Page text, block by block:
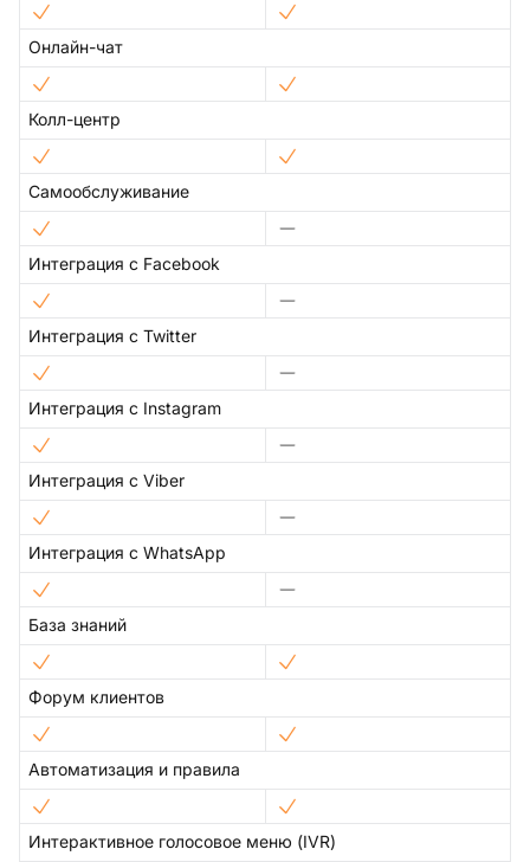
Онлайн-чат
Колл-центр
Самообслуживание
Интеграция с Facebook
Интеграция с Twitter
Интеграция с Instagram
Интеграция с Viber
Интеграция с WhatsApp
База знаний
Форум клиентов
Автоматизация и правила
Интерактивное голосовое меню (IVR)